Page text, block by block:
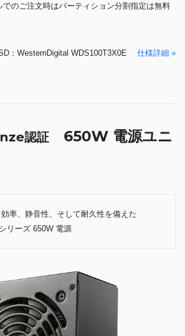
のご注文時はパーティション分割指定は無料
：WesternDigital WDS100T3X0E 仕様詳細 »
認証 650W 電源ユニ
率、静音性、そして耐久性を備えた
リーズ 650W 電源